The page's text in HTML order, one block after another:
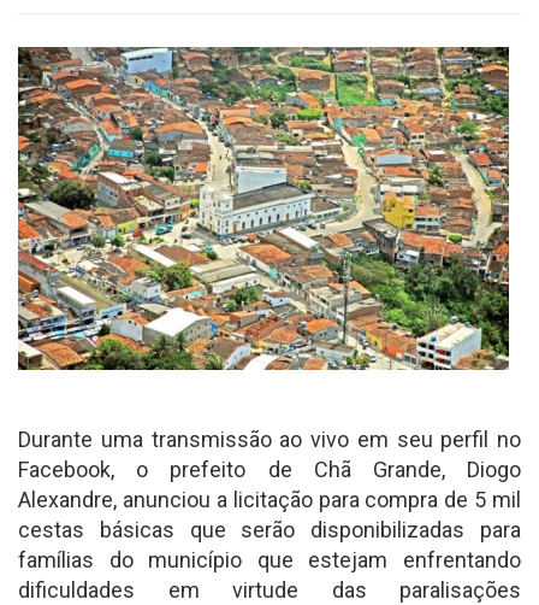
Durante uma transmissão ao vivo em seu perfil no
Facebook, o prefeito de Chã Grande, Diogo
Alexandre, anunciou a licitação para compra de 5 mil
cestas básicas que serão disponibilizadas para
famílias do município que estejam enfrentando
dificuldades em virtude das paralisações